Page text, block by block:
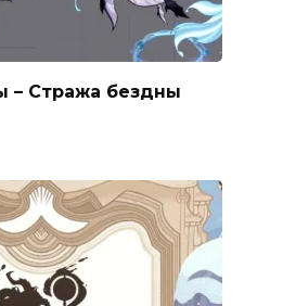
– Стража бездны